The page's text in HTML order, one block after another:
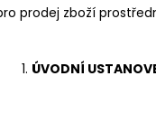
prodej zboží
ÚVODNÍ